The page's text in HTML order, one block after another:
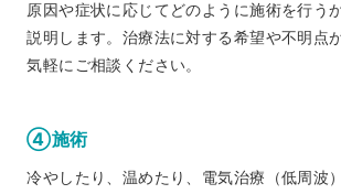
原因や症状に応じてどのように施術を行う
説明します。治療法に対する希望や不明点
気軽にご相談ください。
④施術
冷やしたり、温めたり、電気治療（低周波